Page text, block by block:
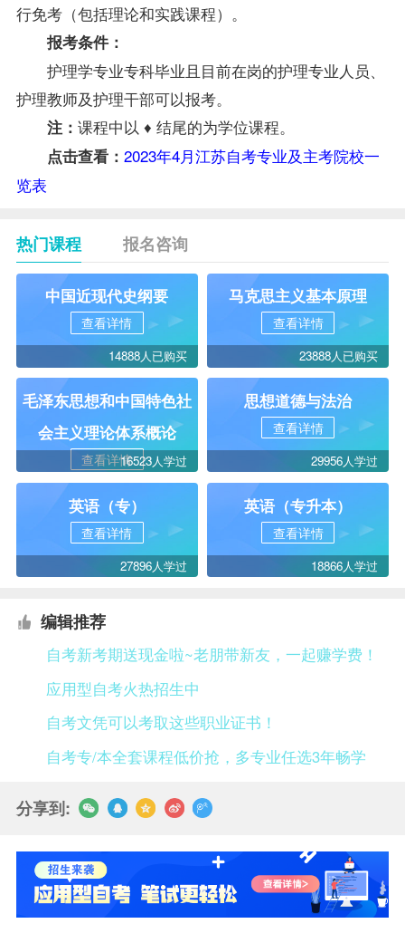
行免考（包括理论和实践课程）。
报考条件：
护理学专业专科毕业且目前在岗的护理专业人员、
护理教师及护理干部可以报考。
注： 课程中以 ♦ 结尾的为学位课程。
点击查看： 2023年4月江苏自考专业及主考院校一
览表
热门课程 报名咨询
中国近现代史纲要
查看详情
14888人已购买
马克思主义基本原理
查看详情
23888人已购买
毛泽东思想和中国特色社
会主义理论体系概论
查看详情16523人学过
思想道德与法治
查看详情
29956人学过
英语（专）
查看详情
27896人学过
英语（专升本）
查看详情
18866人学过
编辑推荐
自考新考期送现金啦~老朋带新友，一起赚学费！
应用型自考火热招生中
自考文凭可以考取这些职业证书！
自考专/本全套课程低价抢，多专业任选3年畅学
分享到: